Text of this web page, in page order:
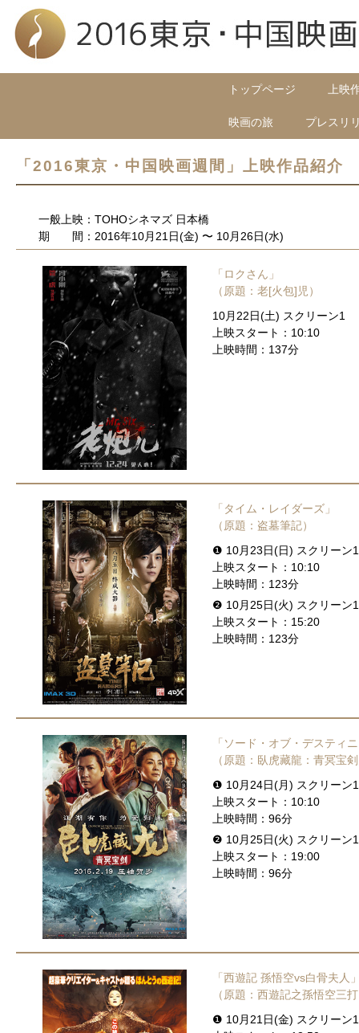
トップページ 上映
映画の旅 プレスリ
「2016東京・中国映画週間」上映作品紹介
一般上映：TOHOシネマズ 日本橋
期 間：2016年10月21日(金) 〜 10月26日(水)
「ロクさん」
（原題：老[火包]児）
10月22日(土) スクリーン1
上映スタート：10:10
上映時間：137分
「タイム・レイダーズ」
（原題：盗墓筆記）
❶ 10月23日(日) スクリーン1
上映スタート：10:10
上映時間：123分
❷ 10月25日(火) スクリーン1
上映スタート：15:20
上映時間：123分
「ソード・オブ・デスティ
（原題：臥虎藏龍：青冥宝
❶ 10月24日(月) スクリーン1
上映スタート：10:10
上映時間：96分
❷ 10月25日(火) スクリーン1
上映スタート：19:00
上映時間：96分
「西遊記 孫悟空vs白骨夫人
（原題：西遊記之孫悟空三
❶ 10月21日(金) スクリーン1